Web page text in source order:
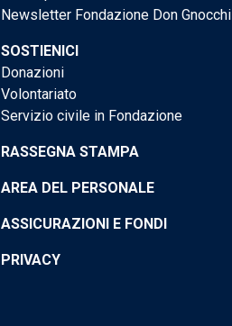
Newsletter Fondazione Don Gnocchi
SOSTIENICI
Donazioni
Volontariato
Servizio civile in Fondazione
RASSEGNA STAMPA
AREA DEL PERSONALE
ASSICURAZIONI E FONDI
PRIVACY